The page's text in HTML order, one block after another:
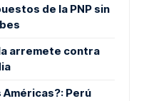
de la PNP sin
arremete contra
Américas?: Perú